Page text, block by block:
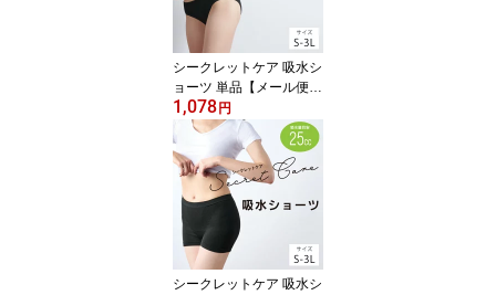
黒 快適下着 ランジェリ
ー インナー パンツ パン
ティー )
シークレットケア 吸水シ
ョーツ 単品【メール便可
2.5】( サニタリー 消臭抗
菌 吸水速乾 羽付きナプ
キン取付可 軽失禁ショー
ツ 軽失禁パンツ 産後 生
理用ショーツ レディース
生理用 黒 快適下着 ラン
ジェリー インナー パン
ツ パンティー 女性用 通
販 )
1,078 円
シークレットケア 吸水シ